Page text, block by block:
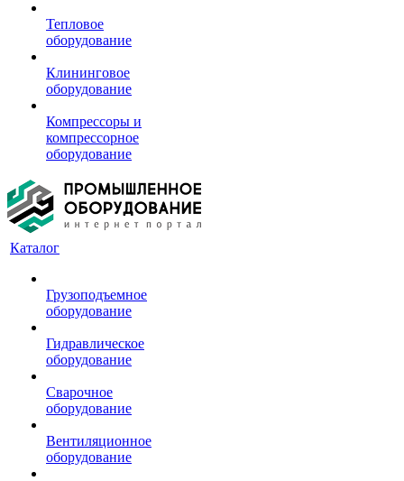
Тепловое
оборудование
Клининговое
оборудование
Компрессоры и
компрессорное
оборудование
Каталог
Грузоподъемное
оборудование
Гидравлическое
оборудование
Сварочное
оборудование
Вентиляционное
оборудование